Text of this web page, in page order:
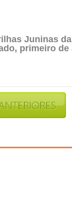
Juninas
primeiro de